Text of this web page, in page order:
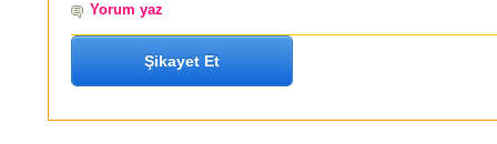
Yorum yaz
Şikayet Et